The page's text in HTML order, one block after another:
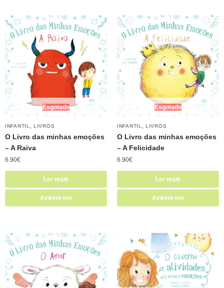
Esgotado
INFANTIL ,LIVROS
O Livro das minhas emoções
– A Raiva
6.90€
Ler mais
Avisem-me
Esgotado
INFANTIL ,LIVROS
O Livro das minhas emoções
– A Felicidade
6.90€
Ler mais
Avisem-me